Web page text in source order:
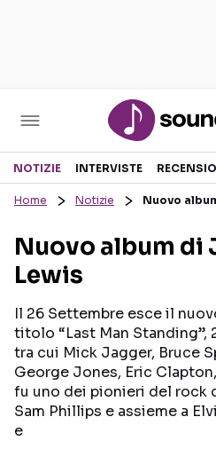
Sezioni
RECENSIONI MUSICALI
INTERVISTE
GOSSIP E CURIOSITÀ
NOTIZIE INTERVISTE
Home Notizie Nuovo
Nuovo album di
Lewis
Il 26 Settembre esce il
titolo “Last Man Standing”,
tra cui Mick Jagger, Bruce
George Jones, Eric
fu uno dei pionieri del rock
Sam Phillips e assieme a
e